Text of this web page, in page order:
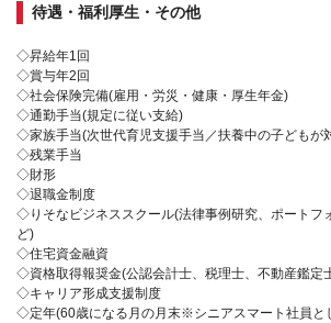
待遇・福利厚生・その他
◇昇給年1回
◇賞与年2回
◇社会保険完備(雇用・労災・健康・厚生年金)
◇通勤手当(規定に従い支給)
◇家族手当(次世代育児支援手当／扶養中の子どもが
◇残業手当
◇財形
◇退職金制度
◇りそなビジネススクール(法律事例研究、ポートフ
ど)
◇住宅資金融資
◇資格取得報奨金(公認会計士、税理士、不動産鑑定
◇キャリア形成支援制度
◇定年(60歳になる月の月末※シニアスマート社員と